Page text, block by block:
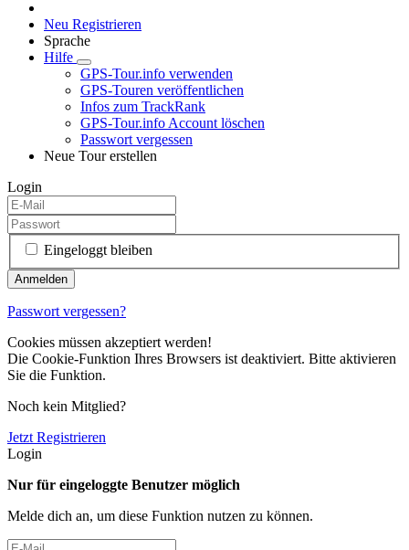
Neu Registrieren
Sprache
Hilfe
GPS-Tour.info verwenden
GPS-Touren veröffentlichen
Infos zum TrackRank
GPS-Tour.info Account löschen
Passwort vergessen
Neue Tour erstellen
Login
Eingeloggt bleiben
Passwort vergessen?
Cookies müssen akzeptiert werden!
Die Cookie-Funktion Ihres Browsers ist deaktiviert. Bitte aktivieren
Sie die Funktion.
Noch kein Mitglied?
Jetzt Registrieren
Login
Nur für eingeloggte Benutzer möglich
Melde dich an, um diese Funktion nutzen zu können.